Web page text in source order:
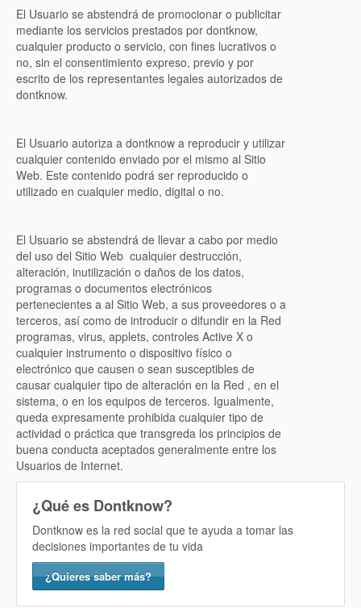
El Usuario se abstendrá de promocionar o publicitar
mediante los servicios prestados por dontknow,
cualquier producto o servicio, con fines lucrativos o
no, sin el consentimiento expreso, previo y por
escrito de los representantes legales autorizados de
dontknow.
El Usuario autoriza a dontknow a reproducir y utilizar
cualquier contenido enviado por el mismo al Sitio
Web. Este contenido podrá ser reproducido o
utilizado en cualquier medio, digital o no.
El Usuario se abstendrá de llevar a cabo por medio
del uso del Sitio Web cualquier destrucción,
alteración, inutilización o daños de los datos,
programas o documentos electrónicos
pertenecientes a al Sitio Web, a sus proveedores o a
terceros, así como de introducir o difundir en la Red
programas, virus, applets, controles Active X o
cualquier instrumento o dispositivo físico o
electrónico que causen o sean susceptibles de
causar cualquier tipo de alteración en la Red , en el
sistema, o en los equipos de terceros. Igualmente,
queda expresamente prohibida cualquier tipo de
actividad o práctica que transgreda los principios de
buena conducta aceptados generalmente entre los
Usuarios de Internet.
¿Qué es Dontknow?
Dontknow es la red social que te ayuda a tomar las
decisiones importantes de tu vida
¿Quieres saber más?